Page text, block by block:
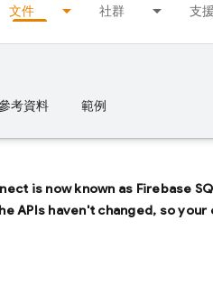
文件 社群 支援
考資料 範例
is now known as Firebase
APIs haven't changed, so